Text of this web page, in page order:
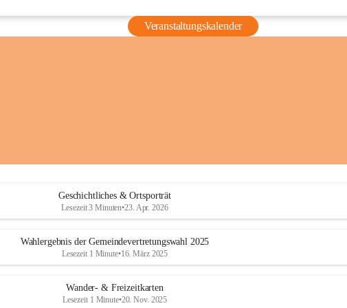
Veranstaltungskalender
Geschichtliches & Ortsporträt
Lesezeit 3 Minuten•23. Apr. 2026
Wahlergebnis der Gemeindevertretungswahl 2025
Lesezeit 1 Minute•16. März 2025
Wander- & Freizeitkarten
Lesezeit 1 Minute•20. Nov. 2025